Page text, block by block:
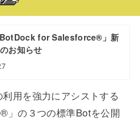
BotDock for Salesforce®」新
お知らせ
用を強力にアシストする
」の３つの標準Botを公開